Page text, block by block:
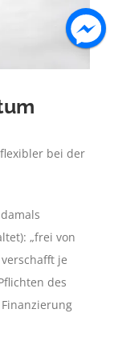
bei der
„frei von
je
des